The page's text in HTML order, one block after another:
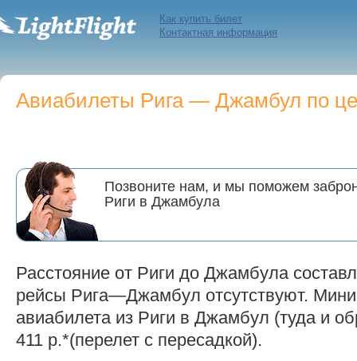
Как купить билет
Контактная информация
Авиабилеты Рига — Джамбул по
Позвоните нам, и мы поможем
Риги в Джамбула
Расстояние от Риги до Джамбула
рейсы Рига—Джамбул отсутствуют.
авиабилета из Риги в Джамбул (туда и
411 р.*(перелет с пересадкой).